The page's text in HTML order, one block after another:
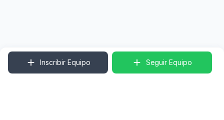
Inscribir Equipo Seguir Equipo